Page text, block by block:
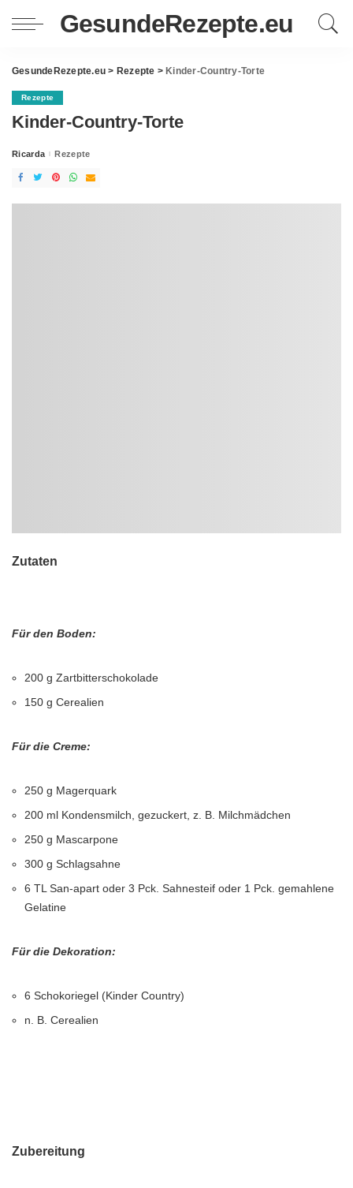
GesundeRezepte.eu
GesundeRezepte.eu > Rezepte > Kinder-Country-Torte
Rezepte
Kinder-Country-Torte
Posted
Ricarda Rezepte
Zutaten
Für den Boden:
200 g Zartbitterschokolade
150 g Cerealien
Für die Creme:
250 g Magerquark
200 ml Kondensmilch, gezuckert, z. B. Milchmädchen
250 g Mascarpone
300 g Schlagsahne
6 TL San-apart oder 3 Pck. Sahnesteif oder 1 Pck. gemahlene
Gelatine
Für die Dekoration:
6 Schokoriegel (Kinder Country)
n. B. Cerealien
Zubereitung